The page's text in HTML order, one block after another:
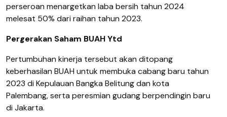
perseroan menargetkan laba bersih tahun 2024
melesat 50% dari raihan tahun 2023.
Pergerakan Saham BUAH Ytd
Pertumbuhan kinerja tersebut akan ditopang
keberhasilan BUAH untuk membuka cabang baru tahun
2023 di Kepulauan Bangka Belitung dan kota
Palembang, serta peresmian gudang berpendingin baru
di Jakarta.